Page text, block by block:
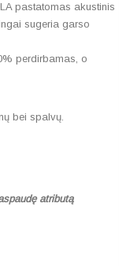
pastatomas akustinis
sugeria garso
perdirbamas, o
bei spalvų.
atributą